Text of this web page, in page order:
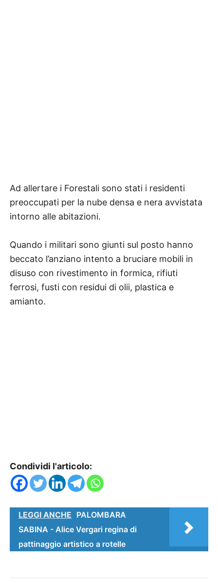
Ad allertare i Forestali sono stati i residenti
preoccupati per la nube densa e nera avvistata
intorno alle abitazioni.
Quando i militari sono giunti sul posto hanno
beccato l’anziano intento a bruciare mobili in
disuso con rivestimento in formica, rifiuti
ferrosi, fusti con residui di olii, plastica e
amianto.
Condividi l'articolo:
LEGGI ANCHE PALOMBARA
SABINA - Alice Vergari regina di
pattinaggio artistico a rotelle